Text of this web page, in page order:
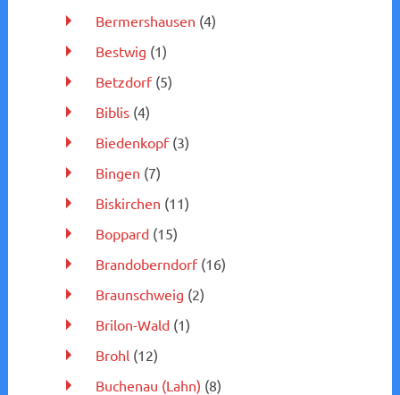
Bermershausen (4)
Bestwig (1)
Betzdorf(5)
Biblis(4)
Biedenkopf(3)
Bingen (7)
Biskirchen (11)
Boppard(15)
Brandoberndorf(16)
Braunschweig (2)
Brilon-Wald(1)
Brohl (12)
Buchenau (Lahn) (8)